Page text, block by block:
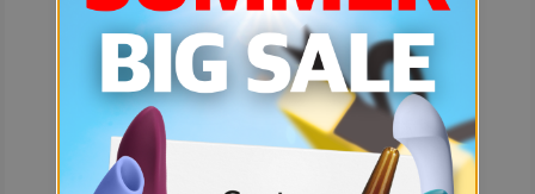
예상치 못한 에러입니다.